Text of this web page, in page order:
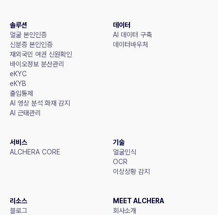
솔루션
얼굴 본인인증
신분증 본인인증
재외국민 여권 신원확인
바이오정보 분산관리
eKYC
eKYB
출입통제
AI 영상 분석 화재 감지
AI 근태관리
데이터
AI 데이터 구축
데이터바우처
서비스
ALCHERA CORE
기술
얼굴인식
OCR
이상상황 감지
리소스
블로그
MEET ALCHERA
회사소개